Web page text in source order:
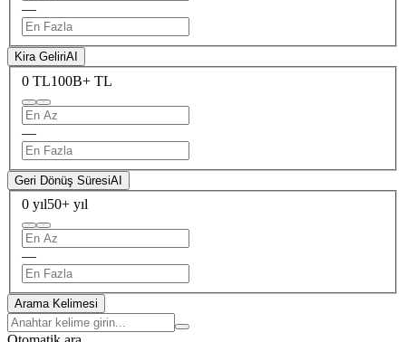
—
Kira GeliriAI
0 TL100B+ TL
—
Geri Dönüş SüresiAI
0 yıl50+ yıl
—
Arama Kelimesi